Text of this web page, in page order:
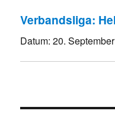
Verbandsliga:
Datum:20.